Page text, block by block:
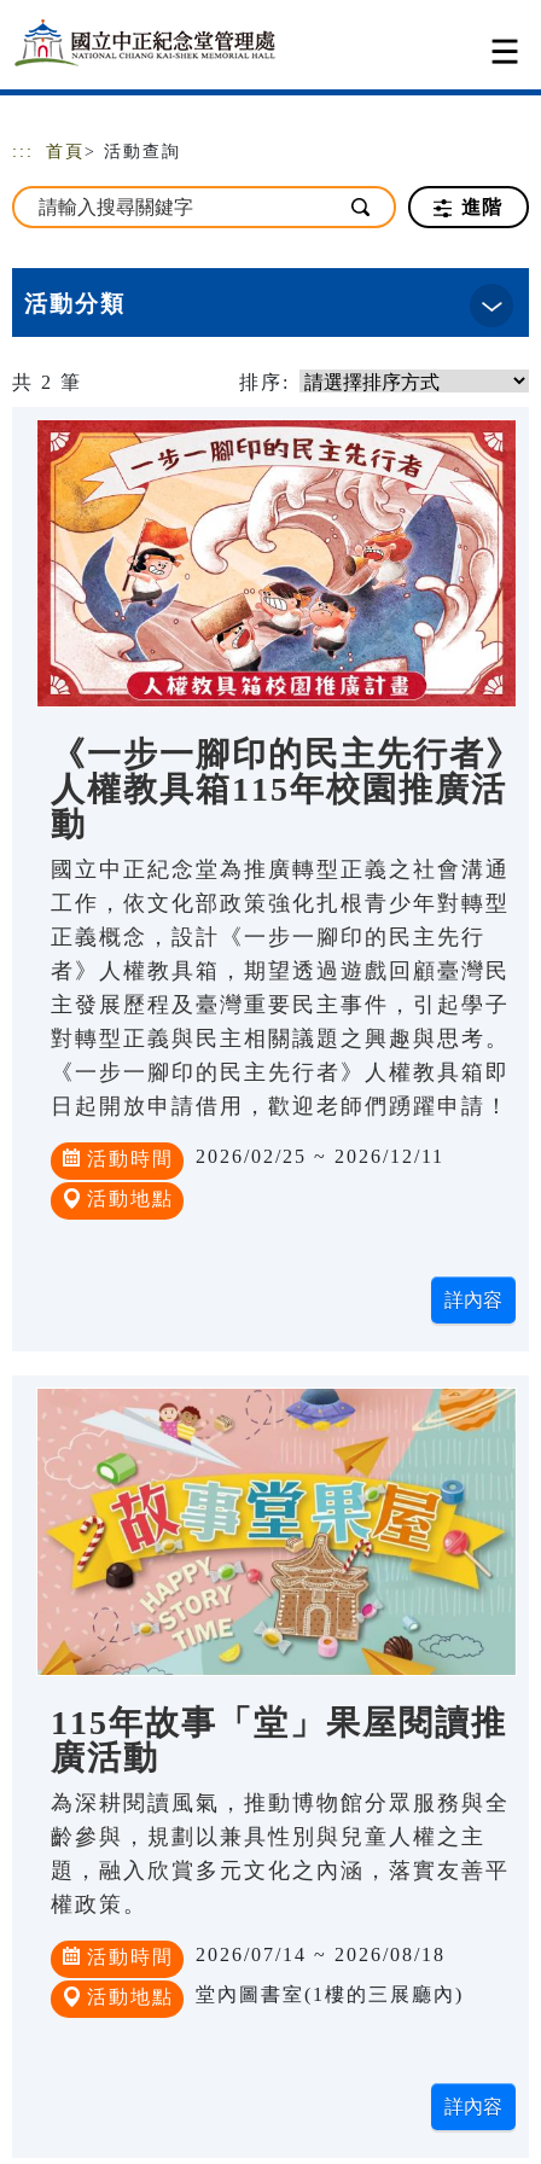
跳到主要內容
網站導覽
::: 首頁 > 活動查詢
進階
活動分類
共 2 筆 排序:
《一步一腳印的民主先行者》
人權教具箱115年校園推廣活
動
國立中正紀念堂為推廣轉型正義之社會溝通
工作，依文化部政策強化扎根青少年對轉型
正義概念，設計《一步一腳印的民主先行
者》人權教具箱，期望透過遊戲回顧臺灣民
主發展歷程及臺灣重要民主事件，引起學子
對轉型正義與民主相關議題之興趣與思考。
《一步一腳印的民主先行者》人權教具箱即
日起開放申請借用，歡迎老師們踴躍申請！
活動時間 2026/02/25 ~ 2026/12/11
活動地點
115年故事「堂」果屋閱讀推
廣活動
為深耕閱讀風氣，推動博物館分眾服務與全
齡參與，規劃以兼具性別與兒童人權之主
題，融入欣賞多元文化之內涵，落實友善平
權政策。
活動時間 2026/07/14 ~ 2026/08/18
活動地點 堂內圖書室(1樓的三展廳內)